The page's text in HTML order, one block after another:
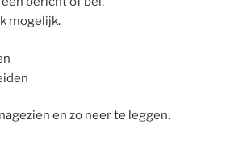
mogelijk.
en zo neer te leggen.